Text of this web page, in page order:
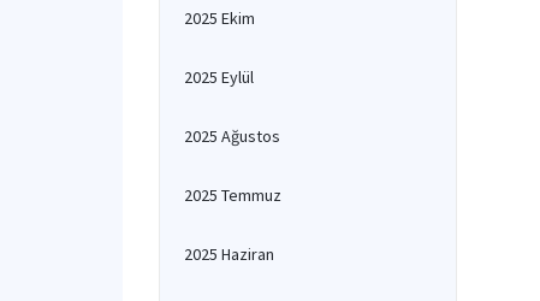
2025 Ekim
2025 Eylül
2025 Ağustos
2025 Temmuz
2025 Haziran